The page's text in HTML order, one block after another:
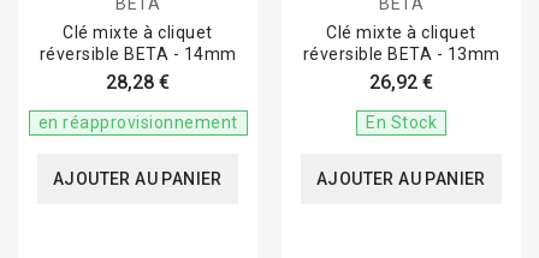
Clé mixte à cliquet
réversible BETA - 14mm
28,28 €
en réapprovisionnement
AJOUTER AU PANIER
Clé mixte à cliquet
réversible BETA - 13mm
26,92 €
En Stock
AJOUTER AU PANIER